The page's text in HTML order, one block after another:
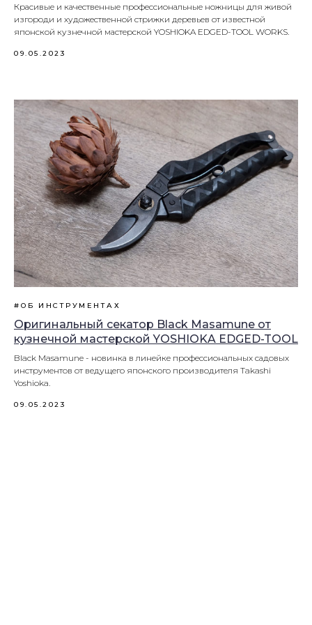
Красивые и качественные профессиональные ножницы для живой
изгороди и художественной стрижки деревьев от известной
японской кузнечной мастерской YOSHIOKA EDGED-TOOL WORKS.
09.05.2023
#ОБ ИНСТРУМЕНТАХ
Оригинальный секатор Black Masamune от
кузнечной мастерской YOSHIOKA EDGED-TOOL
Black Masamune - новинка в линейке профессиональных садовых
инструментов от ведущего японского производителя Takashi
Yoshioka.
09.05.2023